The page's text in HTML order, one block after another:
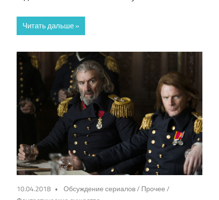
Читать дальше
10.04.2018 Обсуждение сериалов/ Прочее/